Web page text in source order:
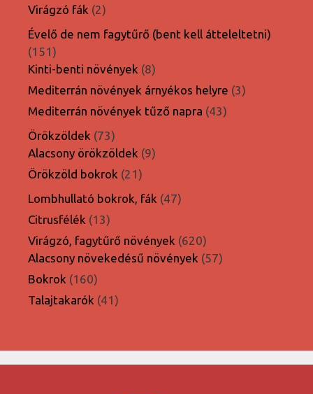
Virágzó fák 22
termék
Évelő de nem fagytűrő (bent kell átteleltetni)
151151
termék
Kinti-benti növények 88
termék
Mediterrán növények árnyékos helyre 33
Mediterrán növények tűző napra 4343
Örökzöldek 7373
termék
Alacsony örökzöldek 99
Örökzöld bokrok 2121
termék
Lombhullató bokrok, fák 4747
Citrusfélék 1313
termék
Virágzó, fagytűrő növények 620620
termék
Alacsony növekedésű növények 5757
Bokrok 160160
termék
Talajtakarók 4141